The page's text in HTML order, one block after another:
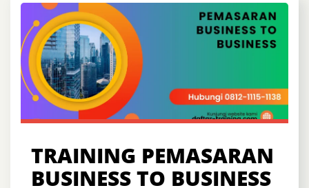
TRAINING PEMASARAN
BUSINESS TO BUSINESS